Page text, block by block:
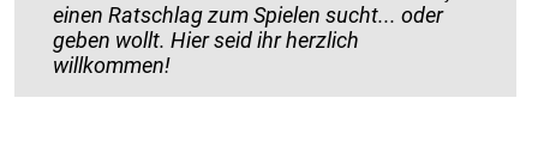
einen Ratschlag zum Spielen sucht... oder
geben wollt. Hier seid ihr herzlich
willkommen!